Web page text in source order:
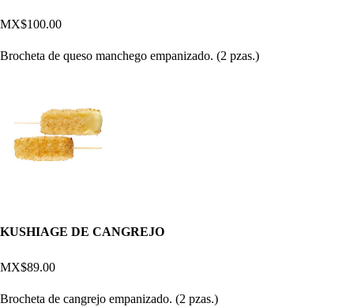
MX$100.00
Brocheta de queso manchego empanizado. (2 pzas.)
KUSHIAGE DE CANGREJO
MX$89.00
Brocheta de cangrejo empanizado. (2 pzas.)